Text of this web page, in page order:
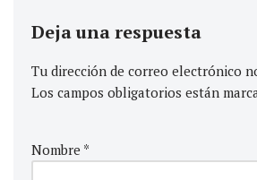
Deja una respuesta
Tu dirección de correo electrónico
Los campos obligatorios están
Nombre *